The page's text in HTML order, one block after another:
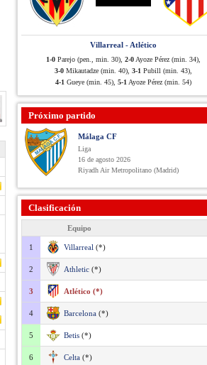
Villarreal - Atlético
1-0 Parejo (pen., min. 30), 2-0 Ayoze Pérez (min. 34),
3-0 Mikautadze (min. 40), 3-1 Pubill (min. 43),
4-1 Gueye (min. 45), 5-1 Ayoze Pérez (min. 54)
Próximo partido
Málaga CF
Liga
16 de agosto 2026
Riyadh Air Metropolitano (Madrid)
Clasificación
Equipo
1 Villarreal (*)
2 Athletic (*)
3 Atlético (*)
4 Barcelona (*)
5 Betis (*)
6 Celta (*)